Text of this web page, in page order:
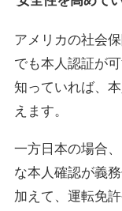
アメリカの社会
でも本人認証が
知っていれば、
えます。
一方日本の場合
な本人確認が義
加えて、運転免